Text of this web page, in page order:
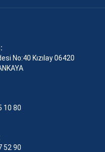
No:40 Kızılay 06420
10 80
52 90